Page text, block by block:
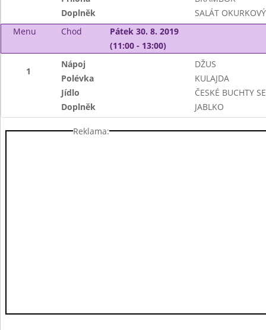
Doplněk
SALÁT
Menu
Chod
Pátek 30. 8. 2019
(11:00 - 13:00)
1
Nápoj
DŽUS
Polévka
KULAJDA
Jídlo
ČESKÉ BUCHTY
Doplněk
JABLKO
Reklama: